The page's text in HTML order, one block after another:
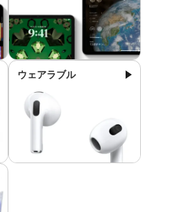
ウェアラブル